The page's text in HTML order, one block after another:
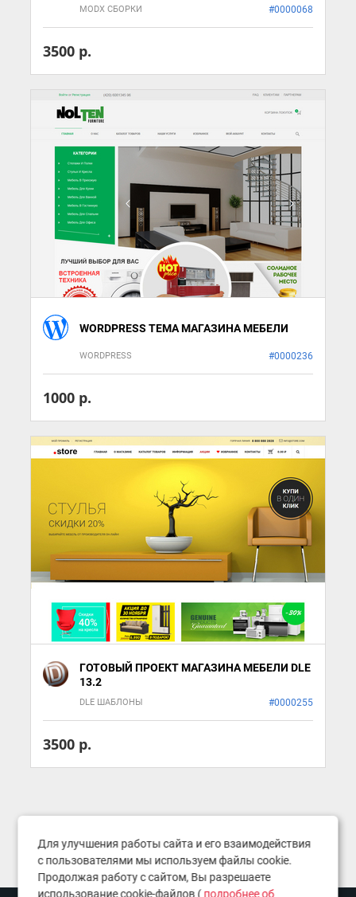
MODX СБОРКИ #0000068
3500 р.
WORDPRESS ТЕМА МАГАЗИНА МЕБЕЛИ
WORDPRESS #0000236
1000 р.
ГОТОВЫЙ ПРОЕКТ МАГАЗИНА МЕБЕЛИ DLE
13.2
DLE ШАБЛОНЫ #0000255
3500 р.
Для улучшения работы сайта и его взаимодействия
с пользователями мы используем файлы cookie.
Продолжая работу с сайтом, Вы разрешаете
использование cookie-файлов ( подробнее об